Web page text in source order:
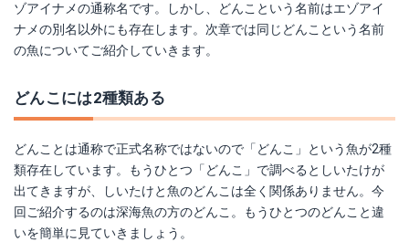
ゾアイナメの通称名です。しかし、どんこという名前はエゾアイ
ナメの別名以外にも存在します。次章では同じどんこという名前
の魚についてご紹介していきます。
どんこには2種類ある
どんことは通称で正式名称ではないので「どんこ」という魚が2種
類存在しています。もうひとつ「どんこ」で調べるとしいたけが
出てきますが、しいたけと魚のどんこは全く関係ありません。今
回ご紹介するのは深海魚の方のどんこ。もうひとつのどんこと違
いを簡単に見ていきましょう。